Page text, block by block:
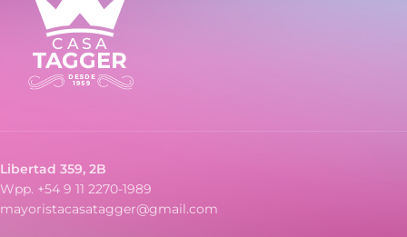
Libertad 359, 2B
Wpp. +54 9 11 2270-1989
mayoristacasatagger@gmail.com